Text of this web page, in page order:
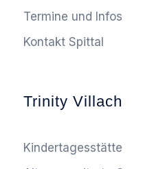
Termine und Infos
Kontakt Spittal
Trinity Villach
Kindertagesstätte